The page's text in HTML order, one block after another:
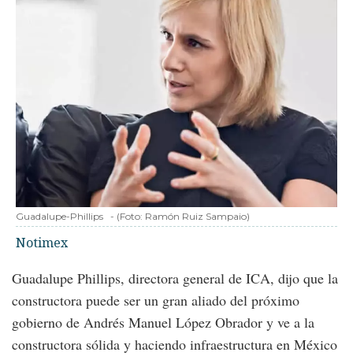
Guadalupe-Phillips - (Foto: Ramón Ruiz Sampaio)
Notimex
Guadalupe Phillips, directora general de ICA, dijo que la
constructora puede ser un gran aliado del próximo
gobierno de Andrés Manuel López Obrador y ve a la
constructora sólida y haciendo infraestructura en México